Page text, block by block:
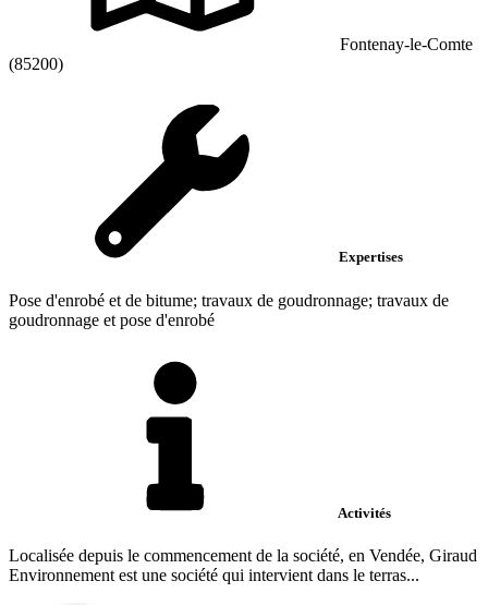
Fontenay-le-Comte
(85200)
Expertises
Pose d'enrobé et de bitume; travaux de goudronnage; travaux de
goudronnage et pose d'enrobé
Activités
Localisée depuis le commencement de la société, en Vendée, Giraud
Environnement est une société qui intervient dans le terras...